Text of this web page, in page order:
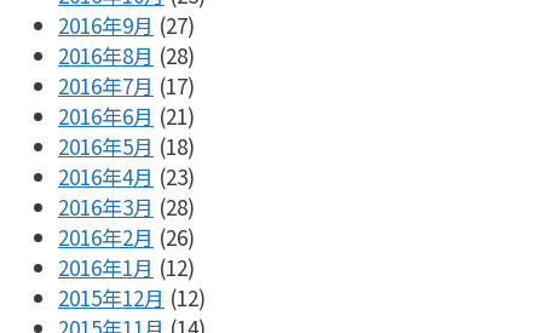
2016年9月 (27)
2016年8月 (28)
2016年7月 (17)
2016年6月 (21)
2016年5月 (18)
2016年4月 (23)
2016年3月 (28)
2016年2月 (26)
2016年1月 (12)
2015年12月 (12)